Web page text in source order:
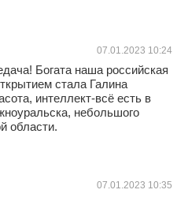
07.01.2023 10:24
Богата наша российская
стала Галина
интеллект-всё есть в
небольшого
области.
07.01.2023 10:35